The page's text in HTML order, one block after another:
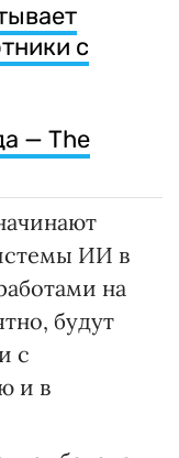
с
— The
ИИ в
на
будут
с
и в